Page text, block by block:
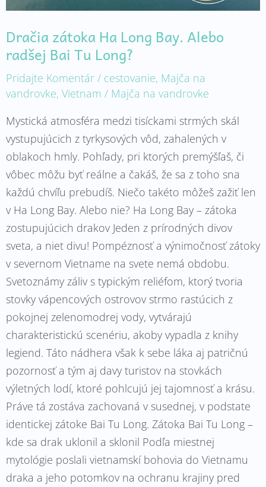
Dračia zátoka Ha Long Bay. Alebo
radšej Bai Tu Long?
Pridajte Komentár / cestovanie, Majča na
vandrovke, Vietnam / Majča na vandrovke
Mystická atmosféra medzi tisíckami strmých skál
vystupujúcich z tyrkysových vôd, zahalených v
oblakoch hmly. Pohľady, pri ktorých premýšľaš, či
vôbec môžu byť reálne a čakáš, že sa z toho sna
každú chvíľu prebudíš. Niečo takéto môžeš zažiť len
v Ha Long Bay. Alebo nie? Ha Long Bay – zátoka
zostupujúcich drakov Jeden z prírodných divov
sveta, a niet divu! Pompéznosť a výnimočnosť zátoky
v severnom Vietname na svete nemá obdobu.
Svetoznámy záliv s typickým reliéfom, ktorý tvoria
stovky vápencových ostrovov strmo rastúcich z
pokojnej zelenomodrej vody, vytvárajú
charakteristickú scenériu, akoby vypadla z knihy
legiend. Táto nádhera však k sebe láka aj patričnú
pozornosť a tým aj davy turistov na stovkách
výletných lodí, ktoré pohlcujú jej tajomnosť a krásu.
Práve tá zostáva zachovaná v susednej, v podstate
identickej zátoke Bai Tu Long. Zátoka Bai Tu Long –
kde sa drak uklonil a sklonil Podľa miestnej
mytológie poslali vietnamskí bohovia do Vietnamu
draka a jeho potomkov na ochranu krajiny pred
Long?